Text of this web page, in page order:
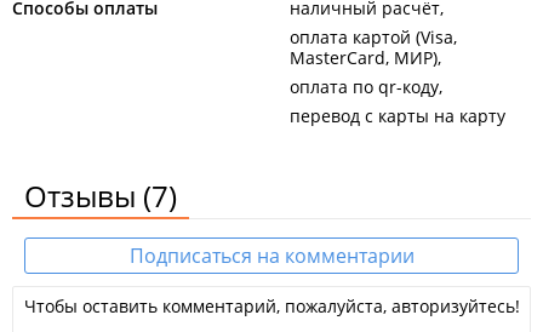
Способы оплаты
наличный расчёт
оплата картой (Visa,
MasterCard, МИР)
оплата по qr-коду
перевод с карты на карту
Отзывы (7)
Подписаться на комментарии
Чтобы оставить комментарий, пожалуйста, авторизуйтесь!